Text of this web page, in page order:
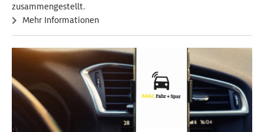
zusammengestellt.
Mehr Informationen